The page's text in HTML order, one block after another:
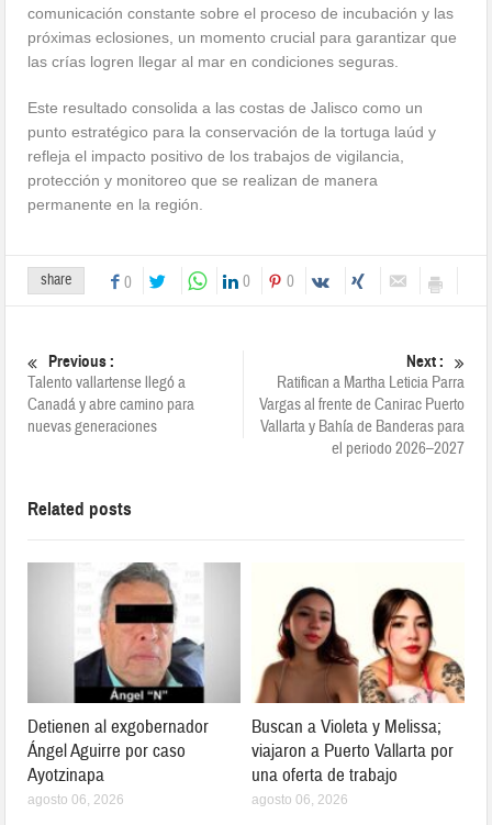
comunicación constante sobre el proceso de incubación y las
próximas eclosiones, un momento crucial para garantizar que
las crías logren llegar al mar en condiciones seguras.
Este resultado consolida a las costas de Jalisco como un
punto estratégico para la conservación de la tortuga laúd y
refleja el impacto positivo de los trabajos de vigilancia,
protección y monitoreo que se realizan de manera
permanente en la región.
share 0 0 0
Previous :
Talento vallartense llegó a
Canadá y abre camino para
nuevas generaciones
Next :
Ratifican a Martha Leticia Parra
Vargas al frente de Canirac Puerto
Vallarta y Bahía de Banderas para
el periodo 2026–2027
Related posts
Detienen al exgobernador
Ángel Aguirre por caso
Ayotzinapa
agosto 06, 2026
Buscan a Violeta y Melissa;
viajaron a Puerto Vallarta por
una oferta de trabajo
agosto 06, 2026